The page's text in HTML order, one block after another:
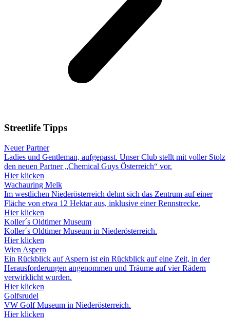
Streetlife Tipps
Neuer Partner
Ladies und Gentleman, aufgepasst. Unser Club stellt mit voller Stolz
den neuen Partner „Chemical Guys Österreich“ vor.
Hier klicken
Wachauring Melk
Im westlichen Niederösterreich dehnt sich das Zentrum auf einer
Fläche von etwa 12 Hektar aus, inklusive einer Rennstrecke.
Hier klicken
Koller´s Oldtimer Museum
Koller´s Oldtimer Museum in Niederösterreich.
Hier klicken
Wien Aspern
Ein Rückblick auf Aspern ist ein Rückblick auf eine Zeit, in der
Herausforderungen angenommen und Träume auf vier Rädern
verwirklicht wurden.
Hier klicken
Golfsrudel
VW Golf Museum in Niederösterreich.
Hier klicken